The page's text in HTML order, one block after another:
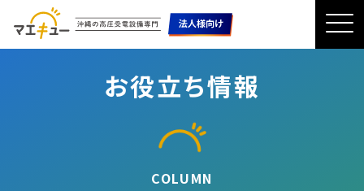
お役立ち情報
COLUMN